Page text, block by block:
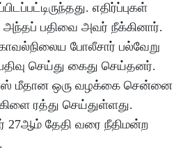
எதிர்ப்புகள்
அந்தப் பதிவை அவர் நீக்கினார்.
போலீசார் பல்வேறு
செய்து கைது செய்தனர்.
மீதான ஒரு வழக்கை சென்னை
ரத்து செய்துள்ளது.
27ஆம் தேதி வரை நீதிமன்ற